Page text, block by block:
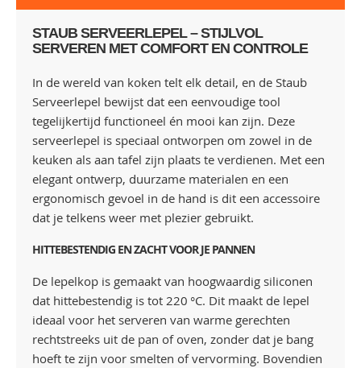
STAUB SERVEERLEPEL – STIJLVOL
SERVEREN MET COMFORT EN CONTROLE
In de wereld van koken telt elk detail, en de Staub
Serveerlepel bewijst dat een eenvoudige tool
tegelijkertijd functioneel én mooi kan zijn. Deze
serveerlepel is speciaal ontworpen om zowel in de
keuken als aan tafel zijn plaats te verdienen. Met een
elegant ontwerp, duurzame materialen en een
ergonomisch gevoel in de hand is dit een accessoire
dat je telkens weer met plezier gebruikt.
HITTEBESTENDIG EN ZACHT VOOR JE PANNEN
De lepelkop is gemaakt van hoogwaardig siliconen
dat hittebestendig is tot 220 °C. Dit maakt de lepel
ideaal voor het serveren van warme gerechten
rechtstreeks uit de pan of oven, zonder dat je bang
hoeft te zijn voor smelten of vervorming. Bovendien